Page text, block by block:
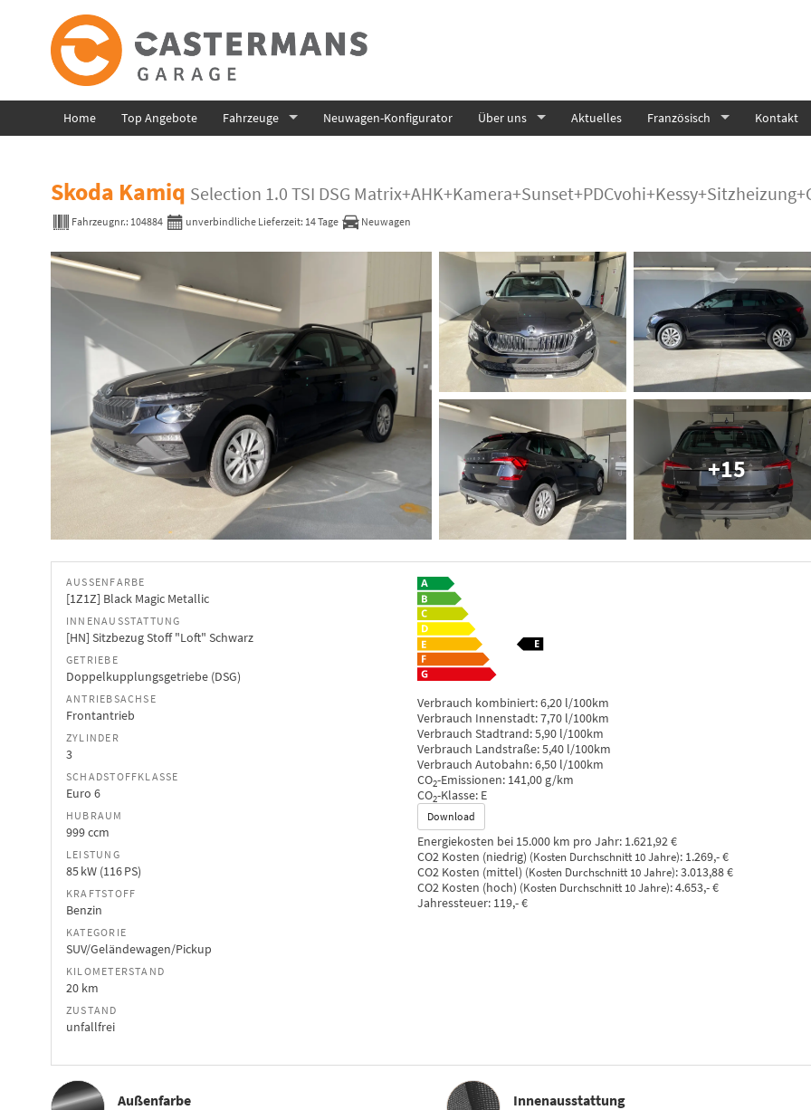
Home Top Angebote Fahrzeuge Neuwagen-Konfigurator Über uns Aktuelles Französisch Kontakt
Skoda Kamiq Selection 1.0 TSI DSG
Fahrzeugnr.: 104884 unverbindliche Lieferzeit: 14 Tage Neuwagen
+15
AUSSENFARBE
[1Z1Z] Black Magic Metallic
INNENAUSSTATTUNG
[HN] Sitzbezug Stoff "Loft" Schwarz
GETRIEBE
Doppelkupplungsgetriebe (DSG)
ANTRIEBSACHSE
Frontantrieb
ZYLINDER
3
SCHADSTOFFKLASSE
Euro 6
HUBRAUM
999 ccm
LEISTUNG
85 kW (116 PS)
KRAFTSTOFF
Benzin
KATEGORIE
SUV/Geländewagen/Pickup
KILOMETERSTAND
20 km
ZUSTAND
unfallfrei
Verbrauch kombiniert:6,20 l/100km
Verbrauch Innenstadt:7,70 l/100km
Verbrauch Stadtrand:5,90 l/100km
Verbrauch Landstraße:5,40 l/100km
Verbrauch Autobahn:6,50 l/100km
CO2-Emissionen: 141,00 g/km
CO2-Klasse: E
Download
Energiekosten bei 15.000 km pro Jahr: 1.621,92 €
CO2 Kosten (niedrig) (Kosten Durchschnitt 10 Jahre): 1.269,- €
CO2 Kosten (mittel) (Kosten Durchschnitt 10 Jahre):3.013,88 €
CO2 Kosten (hoch) (Kosten Durchschnitt 10 Jahre):4.653,- €
Jahressteuer: 119,- €
Außenfarbe
InnenausstattungInnenausstattung